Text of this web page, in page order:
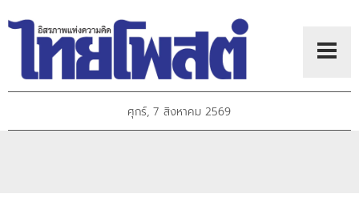
ศุกร์, 7 สิงหาคม 2569